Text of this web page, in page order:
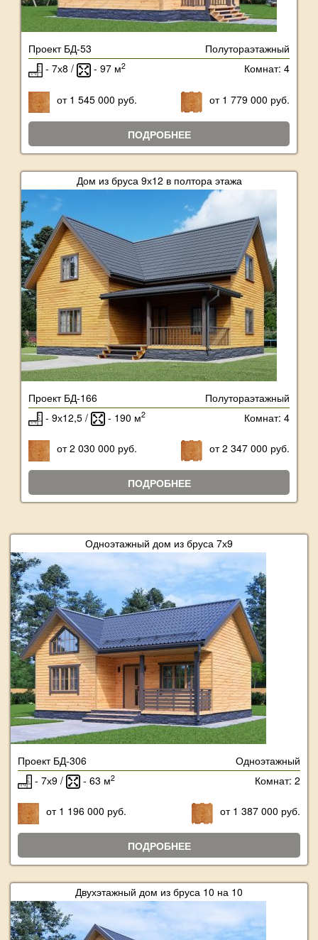
Проект БД-53
Полутораэтажный
- 7х8 /
- 97 м2 Комнат: 4
от 1 545 000 руб. от 1 779 000 руб.
ПОДРОБНЕЕ
Дом из бруса 9х12 в полтора этажа
Проект БД-166
Полутораэтажный
- 9х12,5 /
- 190 м2 Комнат: 4
от 2 030 000 руб. от 2 347 000 руб.
ПОДРОБНЕЕ
Одноэтажный дом из бруса 7х9
Проект БД-306
Одноэтажный
- 7х9 /
- 63 м2 Комнат: 2
от 1 196 000 руб. от 1 387 000 руб.
ПОДРОБНЕЕ
Двухэтажный дом из бруса 10 на 10